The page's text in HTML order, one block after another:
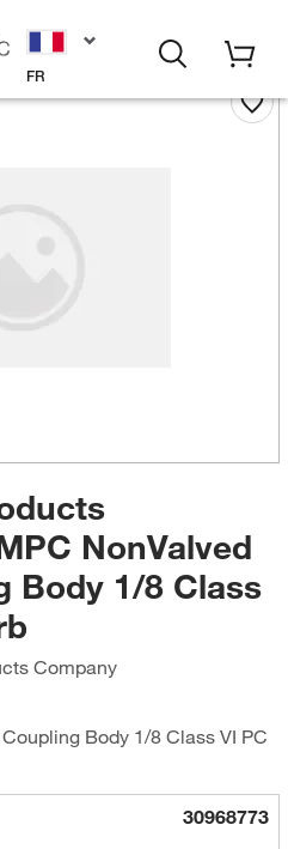
FR
NonValved
Body 1/8 Class
Company
Body 1/8 Class VI PC
30968773